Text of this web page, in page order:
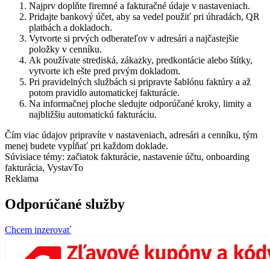
Najprv doplňte firemné a fakturačné údaje v nastaveniach.
Pridajte bankový účet, aby sa vedel použiť pri úhradách, QR
platbách a dokladoch.
Vytvorte si prvých odberateľov v adresári a najčastejšie
položky v cenníku.
Ak používate strediská, zákazky, predkontácie alebo štítky,
vytvorte ich ešte pred prvým dokladom.
Pri pravidelných službách si pripravte šablónu faktúry a až
potom pravidlo automatickej fakturácie.
Na informačnej ploche sledujte odporúčané kroky, limity a
najbližšiu automatickú fakturáciu.
Čím viac údajov pripravíte v nastaveniach, adresári a cenníku, tým
menej budete vypĺňať pri každom doklade.
Súvisiace témy: začiatok fakturácie, nastavenie účtu, onboarding
fakturácia, VystavTo
Reklama
Odporúčané služby
Chcem inzerovať